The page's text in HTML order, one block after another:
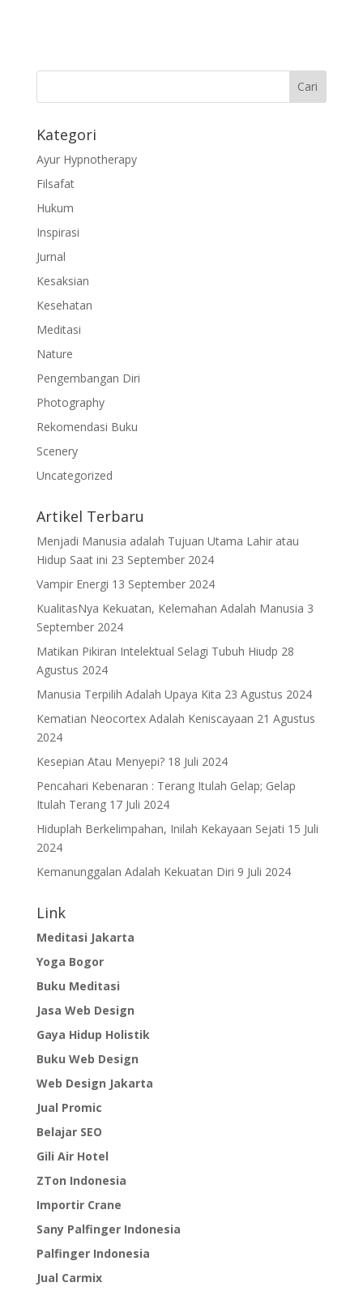
Kategori
Ayur Hypnotherapy
Filsafat
Hukum
Inspirasi
Jurnal
Kesaksian
Kesehatan
Meditasi
Nature
Pengembangan Diri
Photography
Rekomendasi Buku
Scenery
Uncategorized
Artikel Terbaru
Menjadi Manusia adalah Tujuan Utama Lahir atau
Hidup Saat ini 23 September 2024
Vampir Energi 13 September 2024
KualitasNya Kekuatan, Kelemahan Adalah Manusia 3
September 2024
Matikan Pikiran Intelektual Selagi Tubuh Hiudp 28
Agustus 2024
Manusia Terpilih Adalah Upaya Kita 23 Agustus 2024
Kematian Neocortex Adalah Keniscayaan 21 Agustus
2024
Kesepian Atau Menyepi? 18 Juli 2024
Pencahari Kebenaran : Terang Itulah Gelap; Gelap
Itulah Terang 17 Juli 2024
Hiduplah Berkelimpahan, Inilah Kekayaan Sejati 15 Juli
2024
Kemanunggalan Adalah Kekuatan Diri 9 Juli 2024
Link
Meditasi Jakarta
Yoga Bogor
Buku Meditasi
Jasa Web Design
Gaya Hidup Holistik
Buku Web Design
Web Design Jakarta
Jual Promic
Belajar SEO
Gili Air Hotel
ZTon Indonesia
Importir Crane
Sany Palfinger Indonesia
Palfinger Indonesia
Jual Carmix